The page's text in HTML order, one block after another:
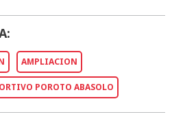
AMPLIACION
POROTO ABASOLO